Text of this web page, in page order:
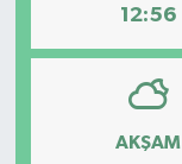
12:56
AKŞAM